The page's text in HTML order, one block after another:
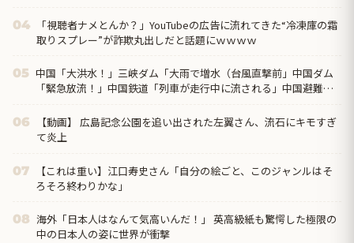
04
「視聴者ナメとんか？」YouTubeの広告に流れてきた“冷凍庫の霜
取りスプレー”が詐欺丸出しだと話題にｗｗｗｗ
05 中国「大洪水！」三峡ダム「大雨で増水（台風直撃前」中国ダム
「緊急放流！」中国鉄道「列車が走行中に流される」中国避難所
06
【動画】 広島記念公園を追い出された左翼さん、流石にキモすぎ
て炎上
07
【これは重い】江口寿史さん「自分の絵ごと、このジャンルはそ
ろそろ終わりかな」
08 海外「日本人はなんて気高いんだ！」 英高級紙も驚愕した極限の
中の日本人の姿に世界が衝撃